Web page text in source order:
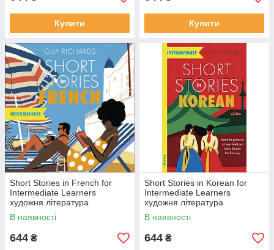
Купити Купити
Short Stories in French for
Intermediate Learners
художня література
В наявності
644 ₴
Short Stories in Korean for
Intermediate Learners
художня література
В наявності
644 ₴